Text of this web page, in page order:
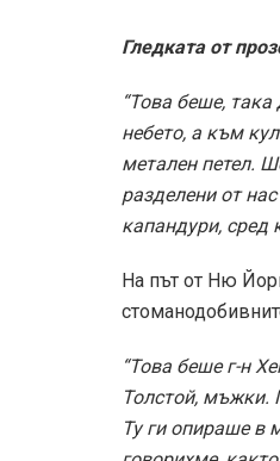
безобразие”.
“Скъпа Марусик,
стълби от
Всъщност
късно в
“Кучетата
изчезваха във
на съпругата си